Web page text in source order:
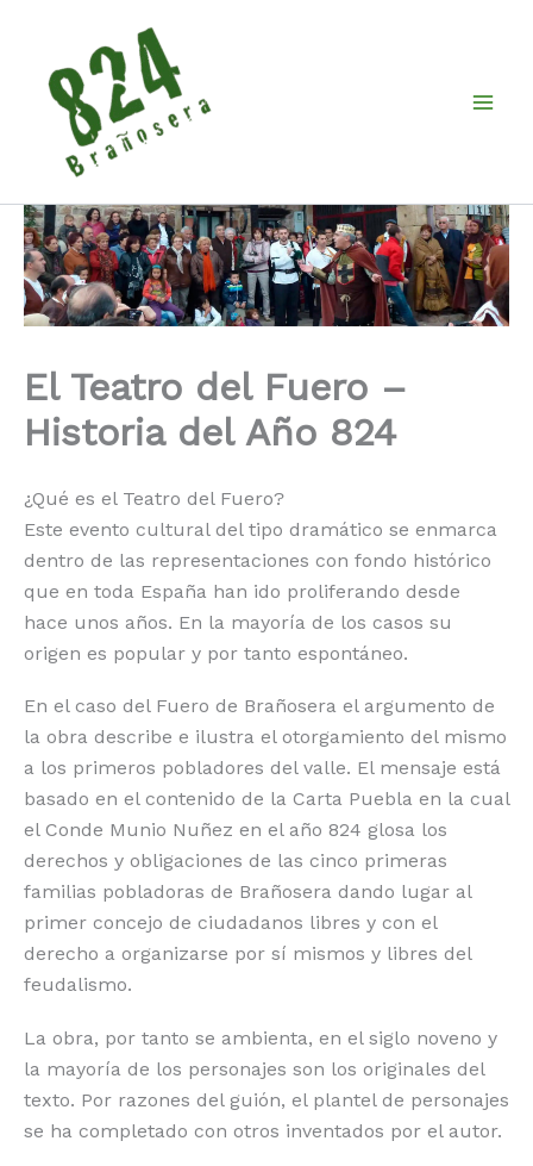
contenido
El Teatro del Fuero –
Historia del Año 824
¿Qué es el Teatro del Fuero?
Este evento cultural del tipo dramático se enmarca
dentro de las representaciones con fondo histórico
que en toda España han ido proliferando desde
hace unos años. En la mayoría de los casos su
origen es popular y por tanto espontáneo.
En el caso del Fuero de Brañosera el argumento de
la obra describe e ilustra el otorgamiento del mismo
a los primeros pobladores del valle. El mensaje está
basado en el contenido de la Carta Puebla en la cual
el Conde Munio Nuñez en el año 824 glosa los
derechos y obligaciones de las cinco primeras
familias pobladoras de Brañosera dando lugar al
primer concejo de ciudadanos libres y con el
derecho a organizarse por sí mismos y libres del
feudalismo.
La obra, por tanto se ambienta, en el siglo noveno y
la mayoría de los personajes son los originales del
texto. Por razones del guión, el plantel de personajes
se ha completado con otros inventados por el autor.